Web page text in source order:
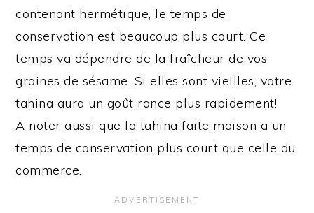
contenant hermétique, le temps de
conservation est beaucoup plus court. Ce
temps va dépendre de la fraîcheur de vos
graines de sésame. Si elles sont vieilles, votre
tahina aura un goût rance plus rapidement!
A noter aussi que la tahina faite maison a un
temps de conservation plus court que celle du
commerce.